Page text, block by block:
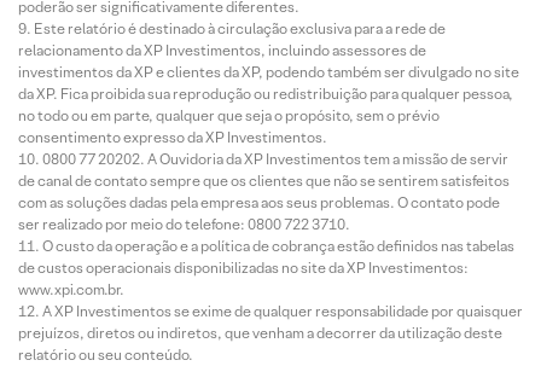
poderão ser significativamente diferentes.
Este relatório é destinado à circulação exclusiva para a rede de
relacionamento da XP Investimentos, incluindo assessores de
investimentos da XP e clientes da XP, podendo também ser divulgado no site
da XP. Fica proibida sua reprodução ou redistribuição para qualquer pessoa,
no todo ou em parte, qualquer que seja o propósito, sem o prévio
consentimento expresso da XP Investimentos.
0800 77 20202. A Ouvidoria da XP Investimentos tem a missão de servir
de canal de contato sempre que os clientes que não se sentirem satisfeitos
com as soluções dadas pela empresa aos seus problemas. O contato pode
ser realizado por meio do telefone: 0800 722 3710.
O custo da operação e a política de cobrança estão definidos nas tabelas
de custos operacionais disponibilizadas no site da XP Investimentos:
www.xpi.com.br.
A XP Investimentos se exime de qualquer responsabilidade por quaisquer
prejuízos, diretos ou indiretos, que venham a decorrer da utilização deste
relatório ou seu conteúdo.